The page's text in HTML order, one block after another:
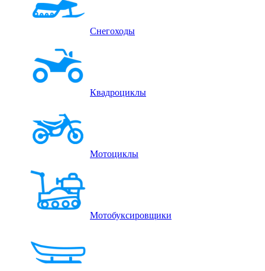
Снегоходы
Квадроциклы
Мотоциклы
Мотобуксировщики